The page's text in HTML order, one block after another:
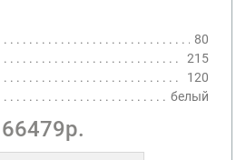
80
215
120
белый
66479р.